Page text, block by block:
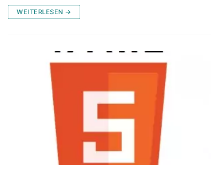
WEITERLESEN →